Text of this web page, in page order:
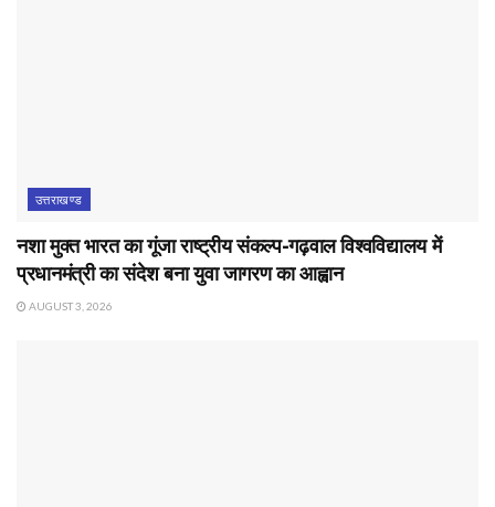
उत्तराखण्ड
नशा मुक्त भारत का गूंजा राष्ट्रीय संकल्प-गढ़वाल विश्वविद्यालय में
प्रधानमंत्री का संदेश बना युवा जागरण का आह्वान
AUGUST 3, 2026